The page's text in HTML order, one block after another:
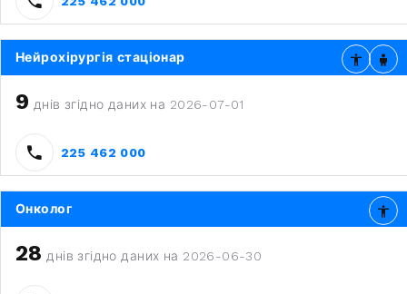
Нейрохірургія стаціонар
9 днів згідно даних на 2026-07-01
225 462 000
Онколог
28 днів згідно даних на 2026-06-30